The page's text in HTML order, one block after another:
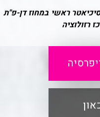
ראשי במחוז דן-פ"ת
רזולוציה